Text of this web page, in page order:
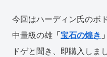
今回はハーディン氏のボ
中量級の雄 「宝石の煌き 」
ドゲと聞き、即購入しまし